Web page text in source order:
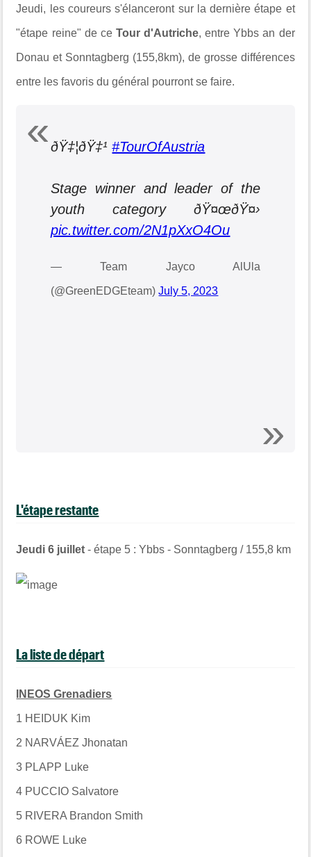
Jeudi, les coureurs s'élanceront sur la dernière étape et
"étape reine" de ce Tour d'Autriche, entre Ybbs an der
Donau et Sonntagberg (155,8km), de grosse différences
entre les favoris du général pourront se faire.
ðŸ‡¦ðŸ‡¹#TourOfAustria
Stage winner and leader of the
youth category ðŸ¤œðŸ¤›
pic.twitter.com/2N1pXxO4Ou
— Team Jayco AlUla
(@GreenEDGEteam)July 5, 2023
L'étape restante
Jeudi 6 juillet- étape 5 : Ybbs - Sonntagberg / 155,8 km
La liste de départ
INEOS Grenadiers
1 HEIDUK Kim
2 NARVÁEZ Jhonatan
3 PLAPP Luke
4 PUCCIO Salvatore
5 RIVERA Brandon Smith
6 ROWE Luke